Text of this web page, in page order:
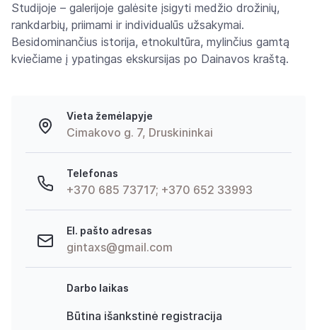
Studijoje – galerijoje galėsite įsigyti medžio drožinių,
rankdarbių, priimami ir individualūs užsakymai.
Besidominančius istorija, etnokultūra, mylinčius gamtą
kviečiame į ypatingas ekskursijas po Dainavos kraštą.
Vieta žemėlapyje
Cimakovo g. 7, Druskininkai
Telefonas
+370 685 73717; +370 652 33993
El. pašto adresas
gintaxs@gmail.com
Darbo laikas
Būtina išankstinė registracija